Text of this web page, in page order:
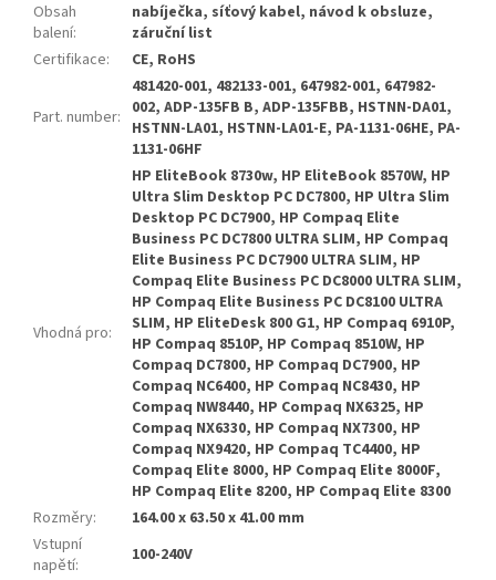
Obsah
balení:
nabíječka, síťový kabel, návod k obsluze,
záruční list
Certifikace: CE, RoHS
Part. number:
481420-001, 482133-001, 647982-001, 647982-
002, ADP-135FB B, ADP-135FBB, HSTNN-DA01,
HSTNN-LA01, HSTNN-LA01-E, PA-1131-06HE, PA-
1131-06HF
Vhodná pro:
HP EliteBook 8730w, HP EliteBook 8570W, HP
Ultra Slim Desktop PC DC7800, HP Ultra Slim
Desktop PC DC7900, HP Compaq Elite
Business PC DC7800 ULTRA SLIM, HP Compaq
Elite Business PC DC7900 ULTRA SLIM, HP
Compaq Elite Business PC DC8000 ULTRA SLIM,
HP Compaq Elite Business PC DC8100 ULTRA
SLIM, HP EliteDesk 800 G1, HP Compaq 6910P,
HP Compaq 8510P, HP Compaq 8510W, HP
Compaq DC7800, HP Compaq DC7900, HP
Compaq NC6400, HP Compaq NC8430, HP
Compaq NW8440, HP Compaq NX6325, HP
Compaq NX6330, HP Compaq NX7300, HP
Compaq NX9420, HP Compaq TC4400, HP
Compaq Elite 8000, HP Compaq Elite 8000F,
HP Compaq Elite 8200, HP Compaq Elite 8300
Rozměry:
164.00 x 63.50 x 41.00 mm
Vstupní
napětí:
100-240V